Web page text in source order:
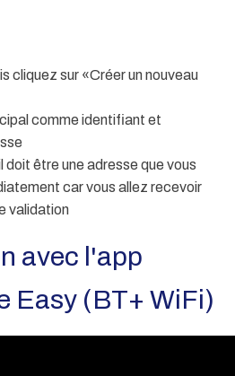
cliquez sur «Créer un nouveau
comme identifiant et
être une adresse que vous
car vous allez recevoir
validation
avec l'app
Easy (BT+ WiFi)